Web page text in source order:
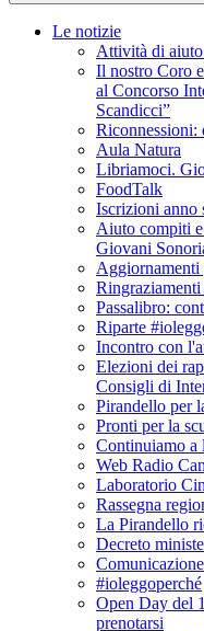
Le notizie
Attività di
Il nostro Coro
al Concorso
Scandicci”
Riconnessioni:
Aula Natura
Libriamoci.
FoodTalk
Iscrizioni anno
Aiuto compiti
Giovani
Aggiornamenti
Passalibro:
Riparte
Incontro con
Elezioni dei
Consigli di
Pirandello per
Pronti per la
Continuiamo a
Web Radio
Laboratorio
Rassegna
La Pirandello
Decreto
#ioleggoperché
Open Day del
prenotarsi